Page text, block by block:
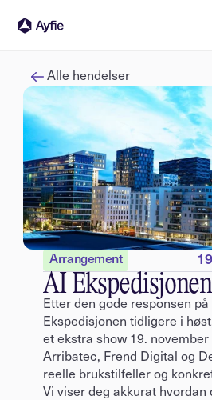
Alle hendelser
Arrangement
AI
Etter den gode responsen på
Ekspedisjonen tidligere i
et ekstra show 19. november
Arribatec, Frend Digital og
reelle brukstilfeller og
Vi viser deg akkurat hvordan